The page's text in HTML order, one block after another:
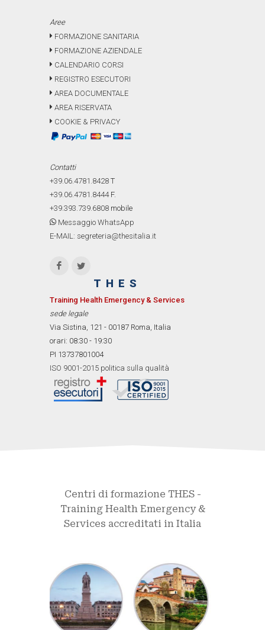
Aree
FORMAZIONE SANITARIA
FORMAZIONE AZIENDALE
CALENDARIO CORSI
REGISTRO ESECUTORI
AREA DOCUMENTALE
AREA RISERVATA
COOKIE & PRIVACY
Contatti
+39.06.4781.8428 T
+39.06.4781.8444F.
+39.393.739.6808 mobile
Messaggio WhatsApp
E-MAIL: segreteria@thesitalia.it
THES
Training Health Emergency & Services
sede legale
Via Sistina, 121 - 00187 Roma, Italia
orari: 08:30 - 19:30
PI 13737801004
ISO 9001-2015 politica sulla qualità
Centri di formazione THES -
Training Health Emergency &
Services accreditati in Italia